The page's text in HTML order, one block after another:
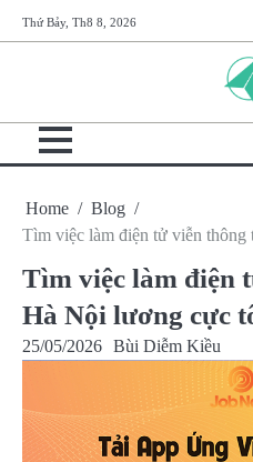
to
Thứ Bảy, Th8 8, 2026
Home
Blog
Tìm việc làm điện tử viễn
Tìm việc làm điện
Hà Nội lương cực
25/05/2026 Bùi Diễm Kiều